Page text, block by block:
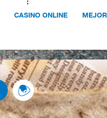
CASINO ONLINE